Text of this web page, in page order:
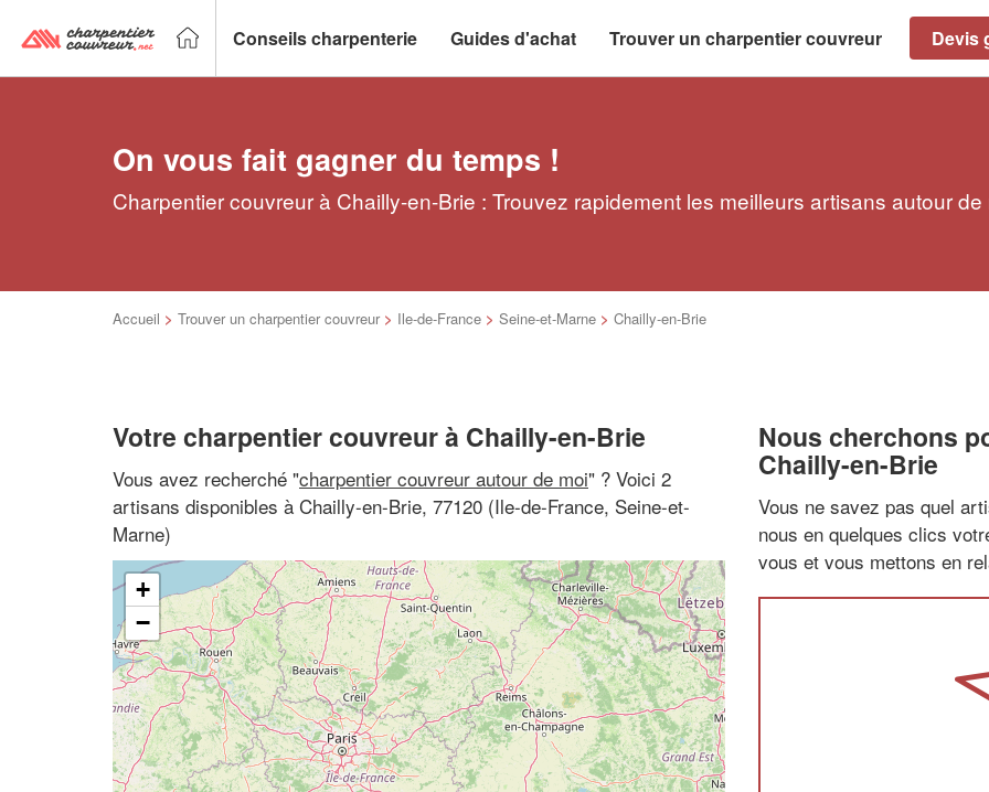
Conseils charpenterie Guides d'achat Trouver un charpentier couvreur Devis
On vous fait gagner du temps !
Charpentier couvreur à Chailly-en-Brie : Trouvez rapidement les meilleurs artisans autour de
Accueil > Trouver un charpentier couvreur > Ile-de-France > Seine-et-Marne > Chailly-en-Brie
Votre charpentier couvreur à Chailly-en-Brie
Vous avez recherché "charpentier couvreur autour de moi" ? Voici 2
artisans disponibles à Chailly-en-Brie, 77120 (Ile-de-France, Seine-et-
Marne)
+
−
Nous cherchons
Chailly-en-Brie
Vous ne savez pas quel
nous en quelques clics
vous et vous mettons en